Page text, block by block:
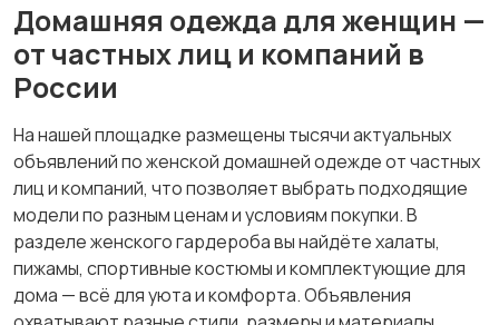
Домашняя одежда для женщин —
от частных лиц и компаний в
России
На нашей площадке размещены тысячи актуальных
объявлений по женской домашней одежде от частных
лиц и компаний, что позволяет выбрать подходящие
модели по разным ценам и условиям покупки. В
разделе женского гардероба вы найдёте халаты,
пижамы, спортивные костюмы и комплектующие для
дома — всё для уюта и комфорта. Объявления